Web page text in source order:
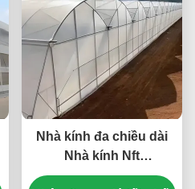
Nhà kính đa chiều dài
Nhà kính Nft
Hydroponic hoàn chỉnh